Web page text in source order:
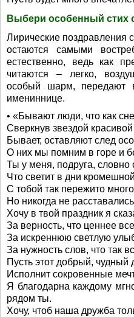
Выбери особенный стих
Лирические поздравления
остаются самыми
естественно, ведь как
читаются – легко,
особый шарм, передают
имениннице.
• «Бывают люди, что как
Сверкнув звездой
Бывает, оставляют след
О них мы помним в горе и
Ты у меня, подруга, словно
Что светит в дни
С тобой так пережито
Но никогда не
Хочу в твой праздник я
За верность, что ценнее
За искреннюю светлую
За нужность слов, что так
Пусть этот добрый, чудный
Исполнит сокровенные
Я благодарна каждому
рядом ты.
Хочу, чтоб наша дружба